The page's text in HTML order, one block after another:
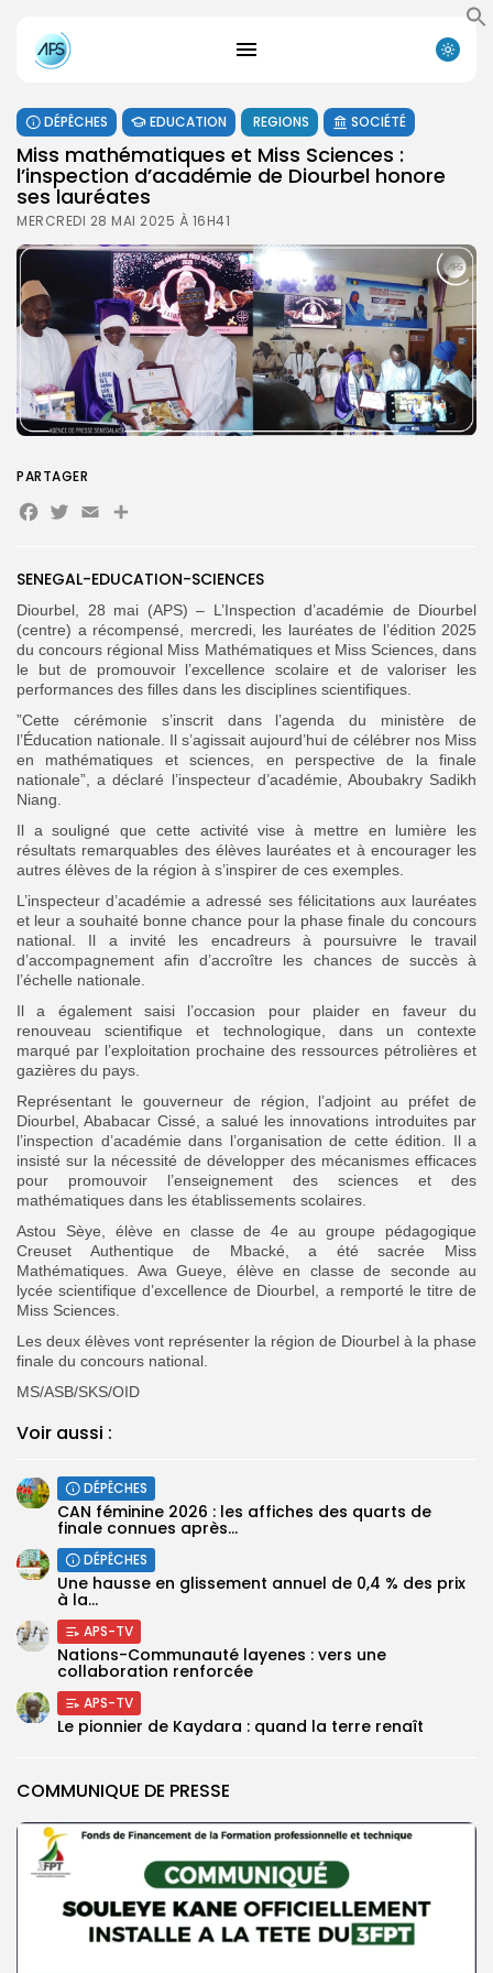
for:
DÉPÊCHES EDUCATION REGIONS SOCIÉTÉ
Miss mathématiques et Miss Sciences :
l’inspection d’académie de Diourbel honore
ses lauréates
MERCREDI 28 MAI 2025 À 16H41
COMMUNIQUE DE PRESSE
SENEGAL-EDUCATION-SCIENCES
Diourbel, 28 mai (APS) – L’Inspection d’académie de Diourbel
(centre) a récompensé, mercredi, les lauréates de l’édition 2025
du concours régional Miss Mathématiques et Miss Sciences, dans
le but de promouvoir l’excellence scolaire et de valoriser les
performances des filles dans les disciplines scientifiques.
”Cette cérémonie s’inscrit dans l’agenda du ministère de
l’Éducation nationale. Il s’agissait aujourd’hui de célébrer nos Miss
en mathématiques et sciences, en perspective de la finale
nationale”, a déclaré l’inspecteur d’académie, Aboubakry Sadikh
Niang.
‎Il a souligné que cette activité vise à mettre en lumière les
résultats remarquables des élèves lauréates et à encourager les
autres élèves de la région à s’inspirer de ces exemples.
L’inspecteur d’académie a adressé ses félicitations aux lauréates
et leur a souhaité bonne chance pour la phase finale du concours
national. Il a invité les encadreurs à poursuivre le travail
d’accompagnement afin d’accroître les chances de succès à
l’échelle nationale.
Il a également saisi l’occasion pour plaider en faveur du
renouveau scientifique et technologique, dans un contexte
marqué par l’exploitation prochaine des ressources pétrolières et
gazières du pays.
‎Représentant le gouverneur de région, l’adjoint au préfet de
Diourbel, Ababacar Cissé, a salué les innovations introduites par
l’inspection d’académie dans l’organisation de cette édition. Il a
insisté sur la nécessité de développer des mécanismes efficaces
pour promouvoir l’enseignement des sciences et des
mathématiques dans les établissements scolaires.
Astou Sèye, élève en classe de 4e au groupe pédagogique
Creuset Authentique de Mbacké, a été sacrée Miss
Mathématiques. Awa Gueye, élève en classe de seconde au
lycée scientifique d’excellence de Diourbel, a remporté le titre de
Miss Sciences.
Les deux élèves vont représenter la région de Diourbel à la phase
finale du concours national.
‎MS/ASB/SKS/OID
Voir aussi :
DÉPÊCHES
CAN féminine 2026 : les affiches des quarts de
finale connues après...
DÉPÊCHES
Une hausse en glissement annuel de 0,4 % des prix
à la...
APS-TV
Nations-Communauté layenes : vers une
collaboration renforcée
APS-TV
Le pionnier de Kaydara : quand la terre renaît
PARTAGER
Facebook
Twitter
EmailPartager